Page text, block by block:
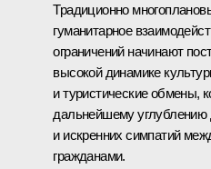
Традиционно
гуманитарное
ограничений начинают
высокой динамике
и туристические обмены,
дальнейшему
и искренних симпатий
гражданами.